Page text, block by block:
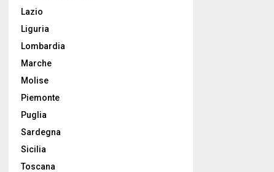
Lazio
Liguria
Lombardia
Marche
Molise
Piemonte
Puglia
Sardegna
Sicilia
Toscana